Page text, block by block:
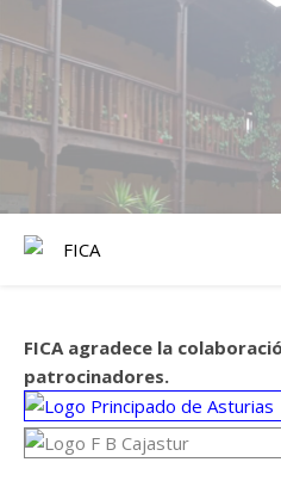
FICA agradece la
patrocinadores.